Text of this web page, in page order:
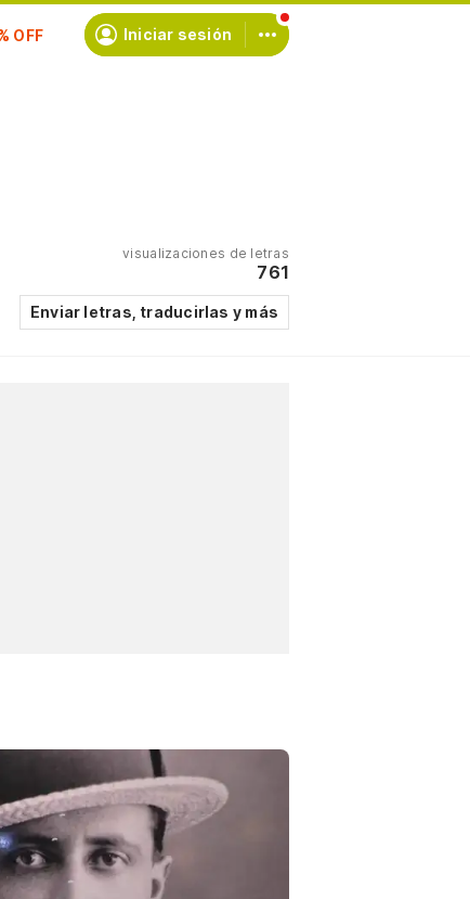
Iniciar sesión
visualizaciones de letras
761
Enviar letras, traducirlas y más